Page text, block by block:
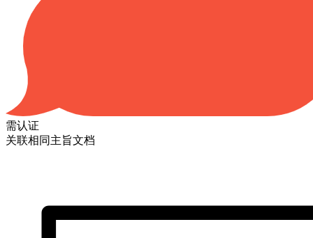
需认证
关联相同主旨文档